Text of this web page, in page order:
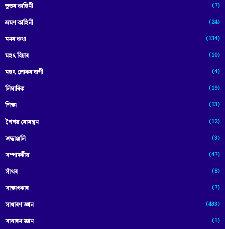
ভূতৰ কাহিনী (7)
ভ্ৰমণ কাহিনী (24)
মনৰ কথা (134)
মহৎ বিচাৰ (10)
মহৎ লোকৰ বাণী (4)
লিমাৰিক (19)
শিক্ষা (13)
শৈশৱ ৰোমন্থন (12)
শ্ৰদ্ধাঞ্জলি (3)
সম্পাদকীয় (47)
সাঁথৰ (8)
সাক্ষাৎকাৰ (7)
সাধাৰণ জ্ঞান (433)
সাধাৰন জ্ঞান (1)